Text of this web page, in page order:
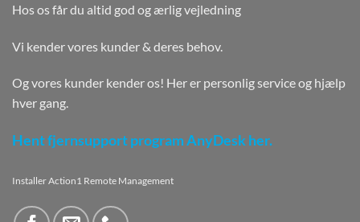
Hos os får du altid god og ærlig vejledning
Vi kender vores kunder & deres behov.
Og vores kunder kender os! Her er personlig service og hjælp
hver gang.
Hent fjernsupport program AnyDesk her.
Installer Action1 Remote Management